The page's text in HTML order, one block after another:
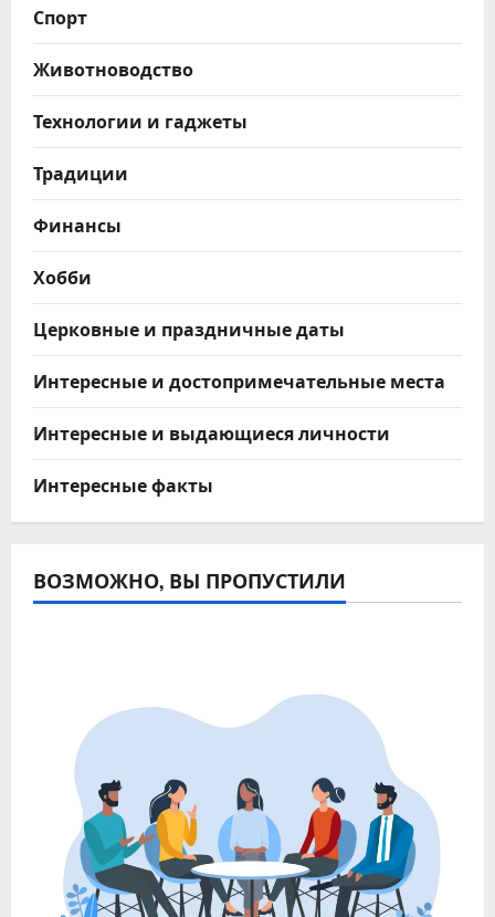
Спорт
Животноводство
Технологии и гаджеты
Традиции
Финансы
Хобби
Церковные и праздничные даты
Интересные и достопримечательные места
Интересные и выдающиеся личности
Интересные факты
ВОЗМОЖНО, ВЫ ПРОПУСТИЛИ